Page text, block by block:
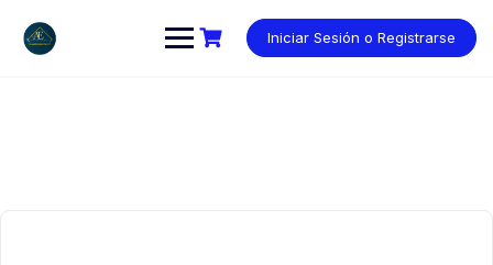
contenido
Iniciar Sesión o Registrarse